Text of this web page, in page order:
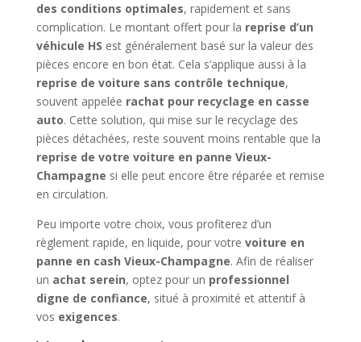
des conditions optimales, rapidement et sans
complication. Le montant offert pour la reprise d’un
véhicule HS est généralement basé sur la valeur des
pièces encore en bon état. Cela s’applique aussi à la
reprise de voiture sans contrôle technique,
souvent appelée rachat pour recyclage en casse
auto. Cette solution, qui mise sur le recyclage des
pièces détachées, reste souvent moins rentable que la
reprise de votre voiture en panne Vieux-
Champagne si elle peut encore être réparée et remise
en circulation.
Peu importe votre choix, vous profiterez d’un
règlement rapide, en liquide, pour votre voiture en
panne en cash Vieux-Champagne. Afin de réaliser
un achat serein, optez pour un professionnel
digne de confiance, situé à proximité et attentif à
vos exigences.